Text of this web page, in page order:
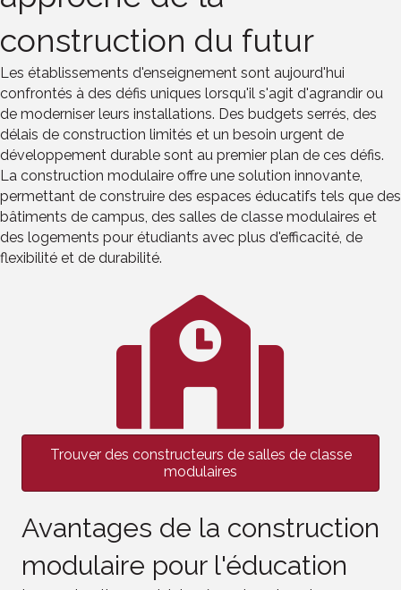
construction du futur
Les établissements d'enseignement sont aujourd'hui
confrontés à des défis uniques lorsqu'il s'agit d'agrandir ou
de moderniser leurs installations. Des budgets serrés, des
délais de construction limités et un besoin urgent de
développement durable sont au premier plan de ces défis.
La construction modulaire offre une solution innovante,
permettant de construire des espaces éducatifs tels que des
bâtiments de campus, des salles de classe modulaires et
des logements pour étudiants avec plus d'efficacité, de
flexibilité et de durabilité.
Trouver des constructeurs de salles de classe
modulaires
Avantages de la construction
modulaire pour l'éducation